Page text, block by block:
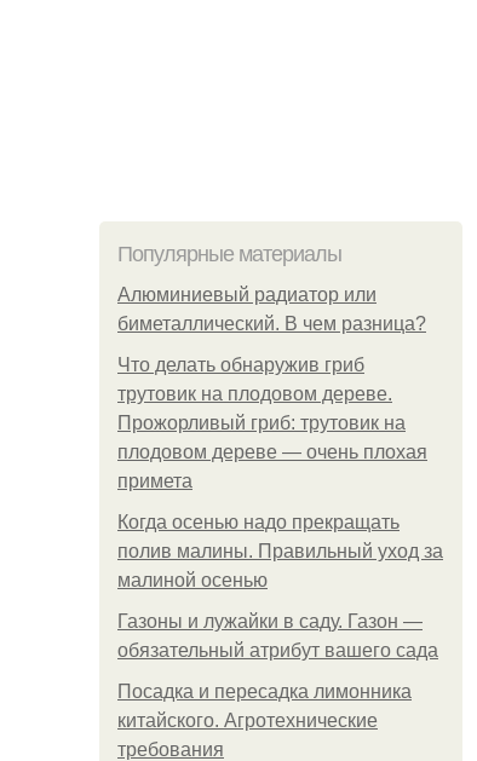
Популярные материалы
Алюминиевый радиатор или
биметаллический. В чем разница?
Что делать обнаружив гриб
трутовик на плодовом дереве.
Прожорливый гриб: трутовик на
плодовом дереве — очень плохая
примета
Когда осенью надо прекращать
полив малины. Правильный уход за
малиной осенью
Газоны и лужайки в саду. Газон —
обязательный атрибут вашего сада
Посадка и пересадка лимонника
китайского. Агротехнические
требования